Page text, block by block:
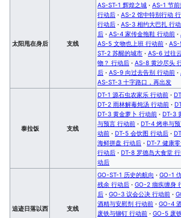
太阳甩在身后 支线
AS-ST-1 辉煌之城 · AS-1 节
行动后 · AS-2 馆中特别行动
行动后 · AS-3 相约大巴扎 行
后 · AS-4 家传金拖鞋 行动前 ·
AS-5 文物也上班 行动前 · AS-
ST-2 苏醒的城市 · AS-6 过往
物？ 行动后 · AS-8 黄沙尽头
后 · AS-9 向过去告别 行动前 ·
AS-ST-3 十字路口，再出发
泰拉饭 支线
DT-1 源石虫农家乐 行动前 ·
DT-2 雨林解毒炖汤 行动前 ·
DT-3 黄金萝卜 行动前 · DT-3
与预言 行动前 · DT-4 烤串与
动前 · DT-5 会饮图 行动后 ·
海鲜拼盘 行动后 · DT-7 健康
行动后 · DT-8 罗德岛大食堂
动后
追迹日落以西 支线
GO-ST-1 历史的航向 · GO-1
残余 行动后 · GO-2 痼疾缠身
后 · GO-3 议会公决 行动前 ·
酒精与安慰剂 行动前 · GO-4
废铁与铆钉 行动前 · GO-5 废